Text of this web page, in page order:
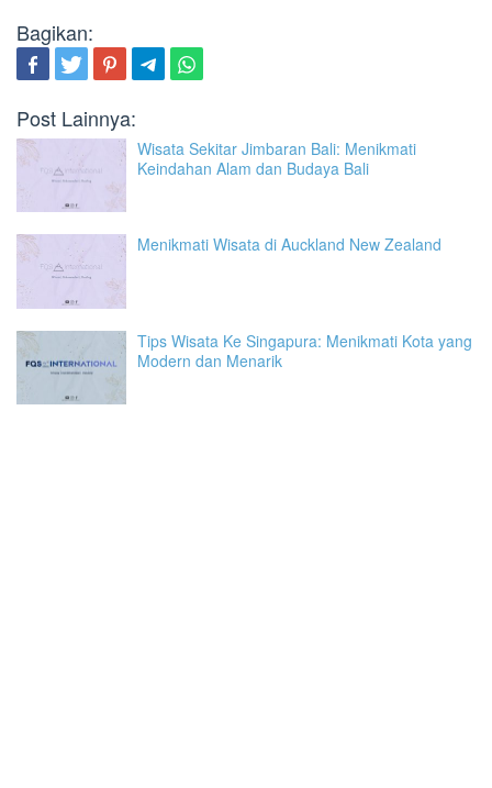
Bagikan:
Post Lainnya:
Wisata Sekitar Jimbaran Bali: Menikmati
Keindahan Alam dan Budaya Bali
Menikmati Wisata di Auckland New Zealand
Tips Wisata Ke Singapura: Menikmati Kota yang
Modern dan Menarik